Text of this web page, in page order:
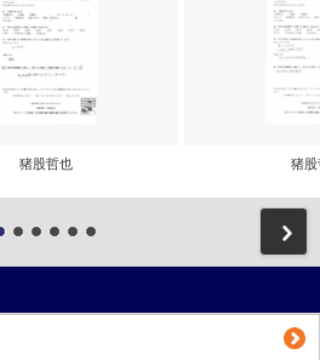
猪股哲也 猪股